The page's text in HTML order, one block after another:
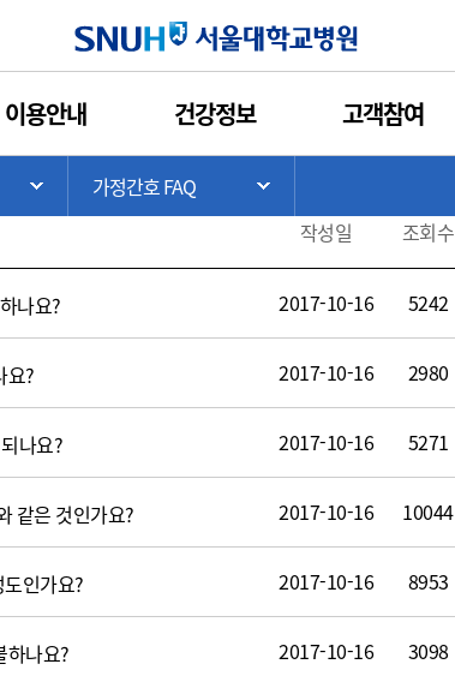
이용안내 건강정보 고객참여
서브 메뉴 목록 열기
가정간호 FAQ
작성일 조회수
나요? 2017-10-16 5242
요? 2017-10-16 2980
나요? 2017-10-16 5271
같은 것인가요? 2017-10-16 10044
인가요? 2017-10-16 8953
하나요? 2017-10-16 3098